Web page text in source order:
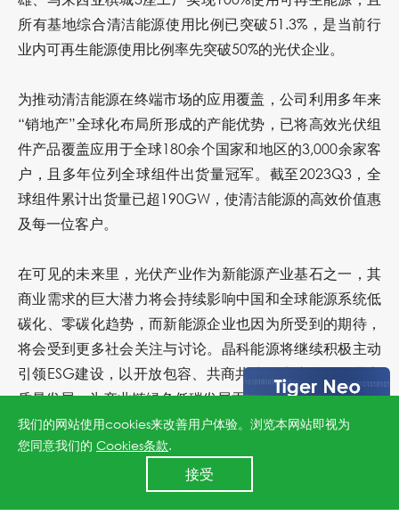
所有基地综合清洁能源使用比例已突破51.3%，是当前行
业内可再生能源使用比例率先突破50%的光伏企业。
为推动清洁能源在终端市场的应用覆盖，公司利用多年来
“销地产”全球化布局所形成的产能优势，已将高效光伏组
件产品覆盖应用于全球180余个国家和地区的3,000余家客
户，且多年位列全球组件出货量冠军。截至2023Q3，全
球组件累计出货量已超190GW，使清洁能源的高效价值惠
及每一位客户。
在可见的未来里，光伏产业作为新能源产业基石之一，其
商业需求的巨大潜力将会持续影响中国和全球能源系统低
碳化、零碳化趋势，而新能源企业也因为所受到的期待，
将会受到更多社会关注与讨论。晶科能源将继续积极主动
引领ESG建设，以开放包容、共商共建的态度推动行业高
质量发展，为产业链绿色低碳发展贡献力量。
我们的网站使用cookies来改善用户体验。浏览本网站即视为
您同意我们的 Cookies条款.
接受